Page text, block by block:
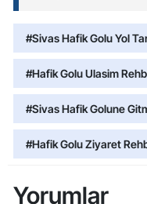
#Sivas Hafik Golu Yol
#Hafik Golu Ulasim
#Sivas Hafik Golune
#Hafik Golu Ziyaret
Yorumlar